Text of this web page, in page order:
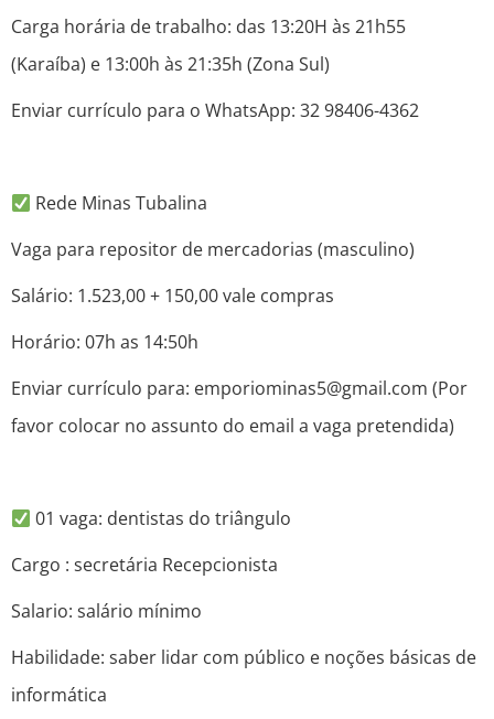
Carga horária de trabalho: das 13:20H às 21h55
(Karaíba) e 13:00h às 21:35h (Zona Sul)
Enviar currículo para o WhatsApp: 32 98406-4362
Rede Minas Tubalina
Vaga para repositor de mercadorias (masculino)
Salário: 1.523,00 + 150,00 vale compras
Horário: 07h as 14:50h
Enviar currículo para: emporiominas5@gmail.com (Por
favor colocar no assunto do email a vaga pretendida)
01 vaga: dentistas do triângulo
Cargo : secretária Recepcionista
Salario: salário mínimo
Habilidade: saber lidar com público e noções básicas de
informática